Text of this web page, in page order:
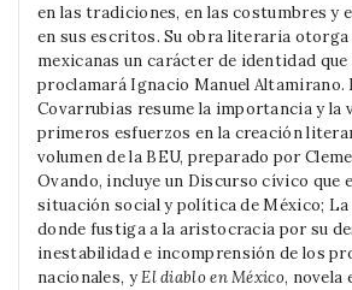
en las tradiciones, en las costumbres y
en sus escritos. Su obra literaria otorga
mexicanas un carácter de identidad que
proclamará Ignacio Manuel Altamirano.
Covarrubias resume la importancia y la
primeros esfuerzos en la creación
volumen de la BEU, preparado por
Ovando, incluye un Discurso cívico que
situación social y política de México; La
donde fustiga a la aristocracia por su
inestabilidad e incomprensión de los
nacionales, yEl diablo en México, novela